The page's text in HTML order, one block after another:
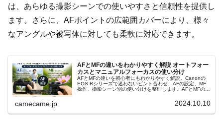
は、あらゆる撮影シーンでの使いやすさと信頼性を提供し
ます。さらに、AFポイントの広範囲カバーにより、様々
なアングルや被写体に対しても柔軟に対応できます。
AFとMFの違いをわかりやすく解説 オートフォー
カスとマニュアルフォーカスの使い分け
AFとMFの違いを初心者にもわかりやすく解説。Canonの
EOS Rシリーズで迷わないピント合わせ、AFの設定、MF
操作、撮影シーン別の使い分けを整理します。AFとMFの判
camecame.jp 2024.10.10